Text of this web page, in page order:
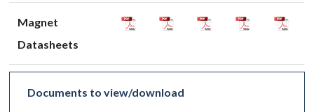
Magnet
Datasheets
Documents to view/download